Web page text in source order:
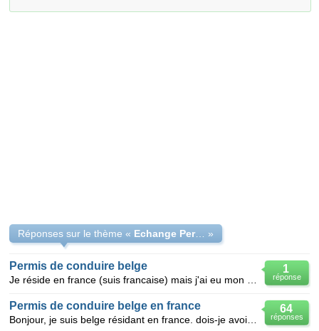
Réponses sur le thème « Echange Permis de conduire »
1
réponse
Permis de conduire belge
64
réponses
Permis de conduire belge en france